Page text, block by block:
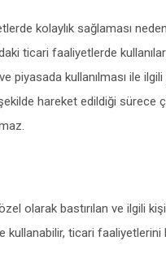
kolaylık sağlaması
ticari faaliyetlerde
piyasada kullanılması ile
hareket edildiği sürece
olarak bastırılan ve ilgili
kullanabilir, ticari